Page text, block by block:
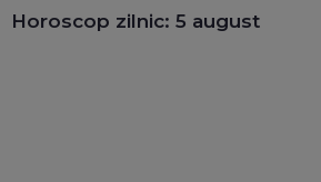
Horoscop zilnic: 5 august